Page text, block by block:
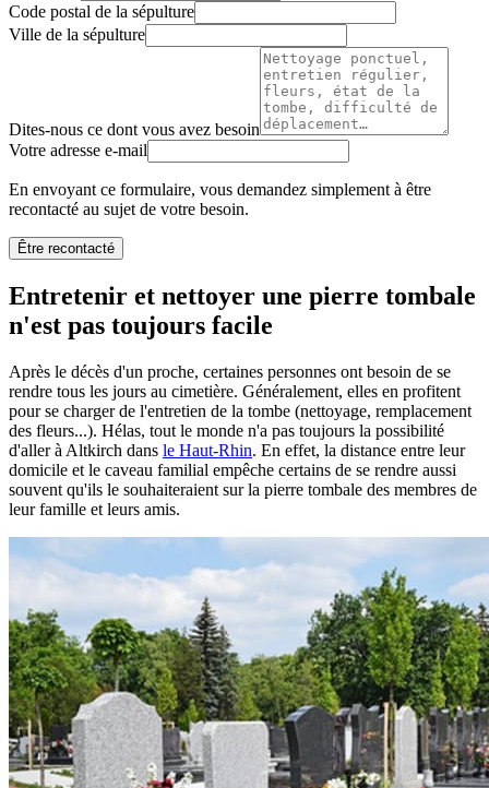
Code postal de la sépulture
Ville de la sépulture
Dites-nous ce dont vous avez besoin
Votre adresse e-mail
En envoyant ce formulaire, vous demandez simplement à être
recontacté au sujet de votre besoin.
Être recontacté
Entretenir et nettoyer une pierre tombale
n'est pas toujours facile
Après le décès d'un proche, certaines personnes ont besoin de se
rendre tous les jours au cimetière. Généralement, elles en profitent
pour se charger de l'entretien de la tombe (nettoyage, remplacement
des fleurs...). Hélas, tout le monde n'a pas toujours la possibilité
d'aller à Altkirch dans le Haut-Rhin. En effet, la distance entre leur
domicile et le caveau familial empêche certains de se rendre aussi
souvent qu'ils le souhaiteraient sur la pierre tombale des membres de
leur famille et leurs amis.